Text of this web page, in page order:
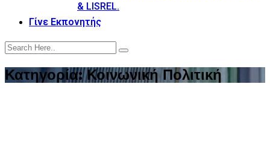
& LISREL.
Γίνε Εκπονητής
Κατηγορία:Κοινωνική Πολιτική